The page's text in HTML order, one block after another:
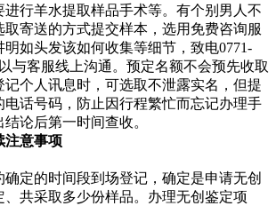
进行羊水提取样品手术等。有个别男人不
取寄送的方式提交样本，选用免费咨询服
明如头发该如何收集等细节，致电0771-
与客服线上沟通。预定名额不会预先收取
记个人讯息时，可选取不泄露实名，但提
电话号码，防止因行程繁忙而忘记办理手
论后第一时间查收。
注意事项
确定的时间段到场登记，确定是申请无创
、共采取多少份样品。办理无创鉴定项